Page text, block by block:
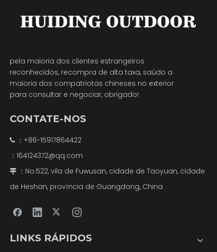
pela maioria dos clientes estrangeiros
reconhecidos, recompra de alta taxa, saúdo a
maioria dos compatriotas chineses no exterior
para consultar e negociar, obrigado!
CONTATE-NOS
 ：+86-15917864422
： 164124372@qq.com

：No.522, vila de Fuwusan, cidade de Taoyuan, cidade
de Heshan, província de Guangdong, China
LINKS RÁPIDOS